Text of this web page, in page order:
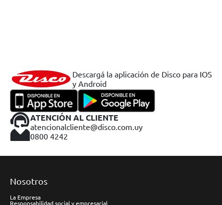
Descargá la aplicación de Disco para IOS
y Android
ATENCIÓN AL CLIENTE
atencionalcliente@disco.com.uy
0800 4242
Nosotros
La Empresa
Responsabilidad social y empresarial